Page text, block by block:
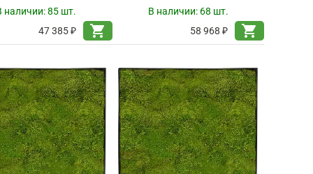
наличии:85 шт.
47 385 ₽
shopping_cart
В наличии: 68 шт.
58 968 ₽
shopping_cart